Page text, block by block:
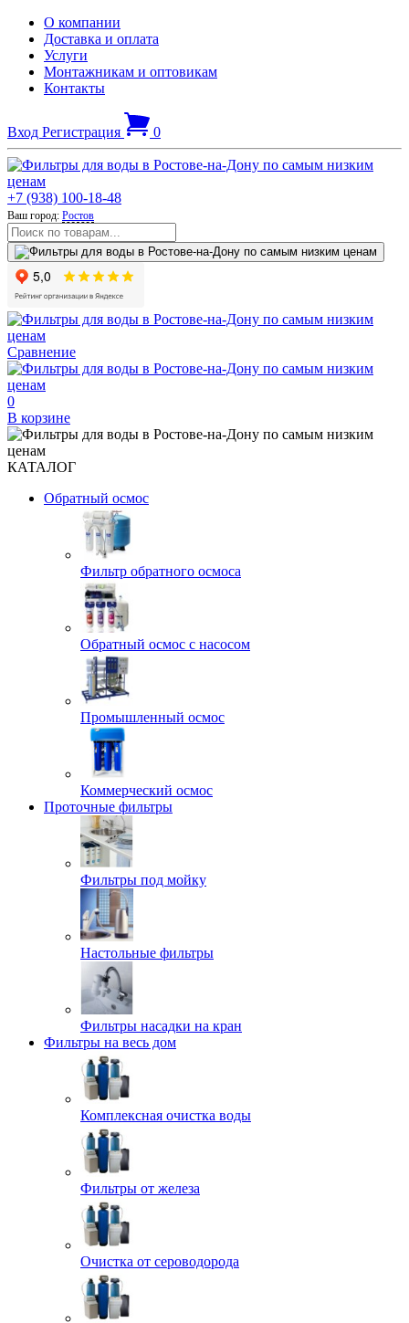
О компании
Доставка и оплата
Услуги
Монтажникам и оптовикам
Контакты
Вход Регистрация 0
+7 (938) 100-18-48
Ваш город: Ростов
Сравнение
0
В корзине
КАТАЛОГ
Обратный осмос
Фильтр обратного осмоса
Обратный осмос с насосом
Промышленный осмос
Коммерческий осмос
Проточные фильтры
Фильтры под мойку
Настольные фильтры
Фильтры насадки на кран
Фильтры на весь дом
Комплексная очистка воды
Фильтры от железа
Очистка от сероводорода